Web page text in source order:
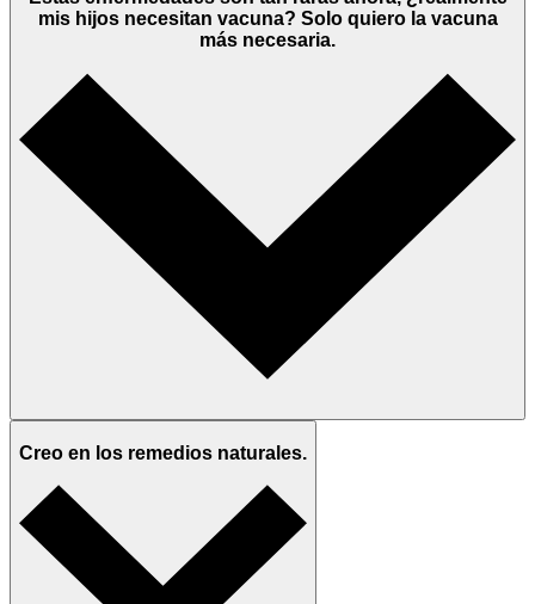
mis hijos necesitan vacuna? Solo quiero la vacuna
más necesaria.
Creo en los remedios naturales.